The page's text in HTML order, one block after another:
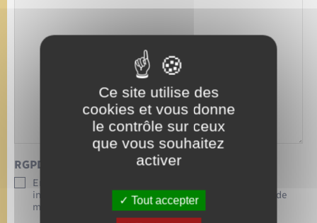
RGPD
En soumettant ce formulaire, j’accepte que les
informations saisies soient exploitées dans le cadre de
ma demande d’informations.
Ce site utilise des
cookies et vous donne
le contrôle sur ceux
que vous souhaitez
activer
Tout accepter